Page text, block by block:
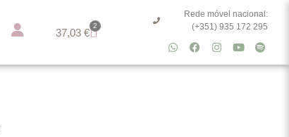
37,03 €
2
Rede móvel nacional:
(+351) 935 172 295